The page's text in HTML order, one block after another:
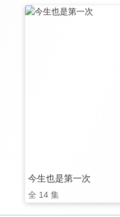
今生也是第一次
全 14 集